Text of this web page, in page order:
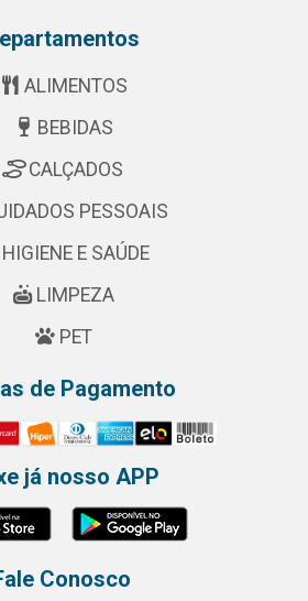
ALIMENTOS
BEBIDAS
CALÇADOS
PESSOAIS
HIGIENE E SAÚDE
LIMPEZA
PET
de Pagamento
já nosso APP
Conosco